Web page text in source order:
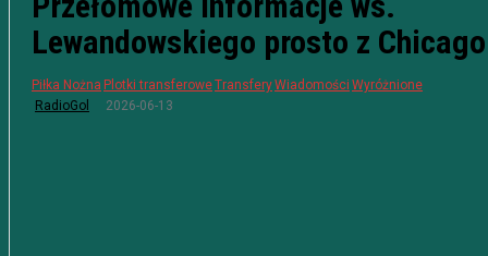
Lewandowskiego prosto z Chicago
Piłka Nożna Plotki transferoweTransferyWiadomości Wyróżnione
RadioGol
2026-06-13